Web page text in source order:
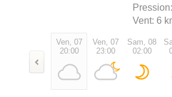
Pression:
Vent: 6
Ven, 07
20:00
Ven, 07
23:00
Sam, 08
02:00